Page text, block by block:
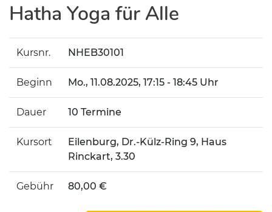
Hatha Yoga für Alle
Kursnr. NHEB30101
Beginn Mo., 11.08.2025, 17:15 - 18:45 Uhr
Dauer 10 Termine
Kursort
Eilenburg, Dr.-Külz-Ring 9, Haus
Rinckart, 3.30
Gebühr 80,00 €